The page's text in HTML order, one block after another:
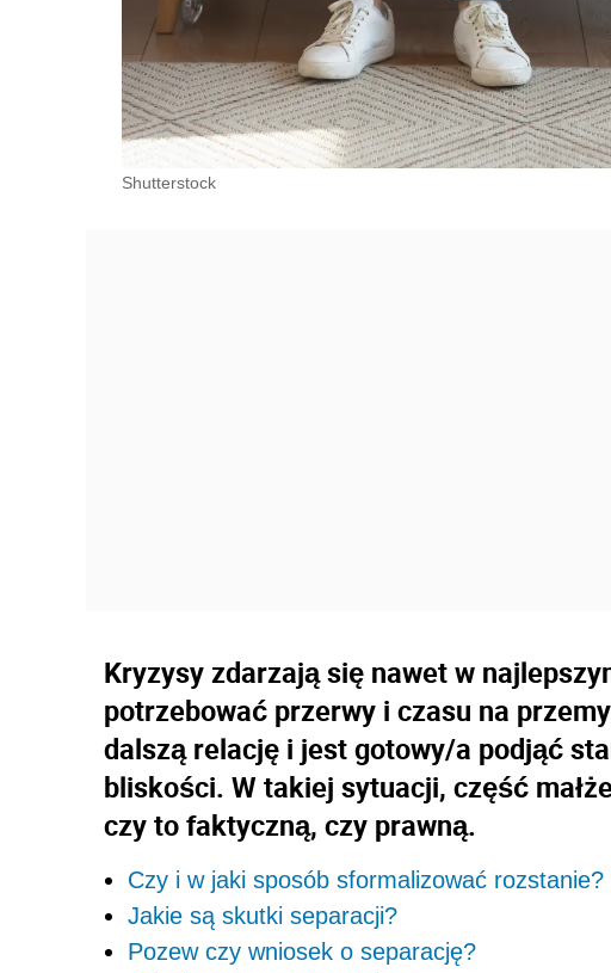
Shutterstock
Kryzysy zdarzają się nawet w
potrzebować przerwy i czasu na
dalszą relację i jest gotowy/a podjąć
bliskości. W takiej sytuacji, część
czy to faktyczną, czy prawną.
Czy i w jaki sposób sformalizować rozstanie?
Jakie są skutki separacji?
Pozew czy wniosek o separację?